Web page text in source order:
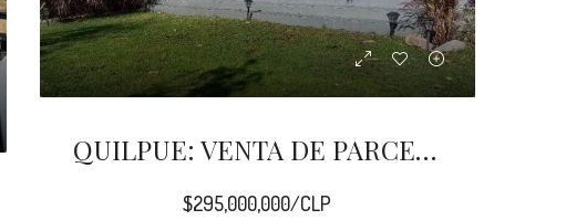
QUILPUE: VENTA DE PARCELA 6000 M2 CON CASA DE 140 M2
$295,000,000/CLP